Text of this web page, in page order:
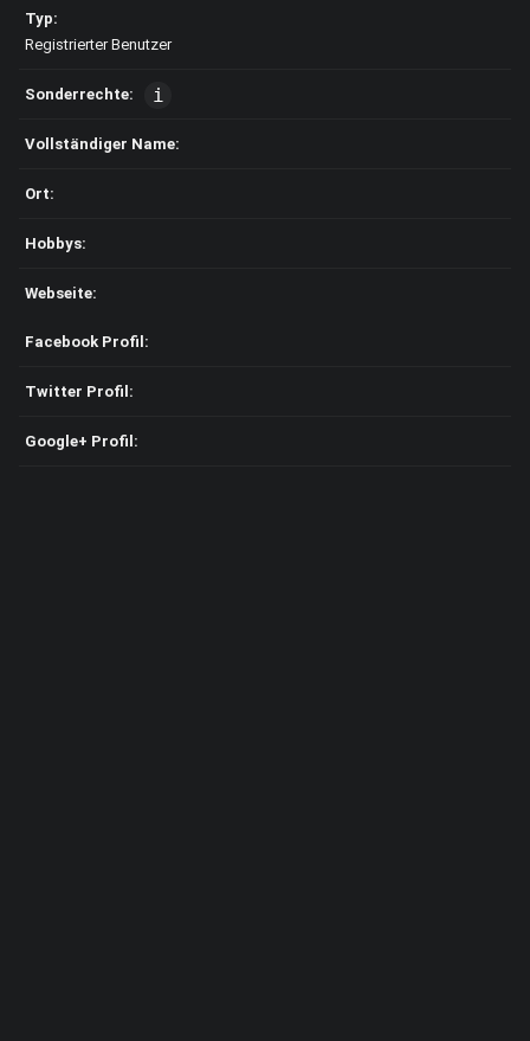
Typ:
Registrierter Benutzer
Sonderrechte:
Vollständiger Name:
Ort:
Hobbys:
Webseite:
Facebook Profil:
Twitter Profil:
Google+ Profil: